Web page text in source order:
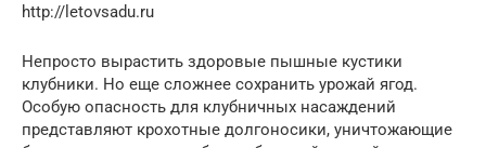
http://letovsadu.ru
Непросто вырастить здоровые пышные кустики
клубники. Но еще сложнее сохранить урожай ягод.
Особую опасность для клубничных насаждений
представляют крохотные долгоносики, уничтожающие